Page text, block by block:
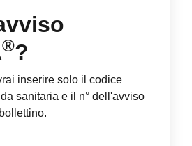
®?
inserire solo il codice
sanitaria e il n° dell'avviso